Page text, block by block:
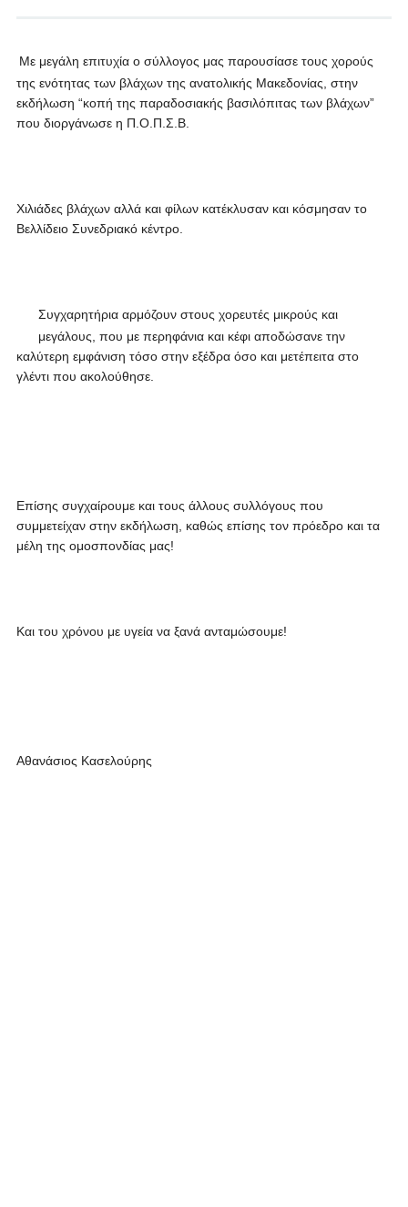
Με μεγάλη επιτυχία ο σύλλογος μας παρουσίασε τους χορούς
της ενότητας των βλάχων της ανατολικής Μακεδονίας, στην
εκδήλωση “κοπή της παραδοσιακής βασιλόπιτας των βλάχων”
που διοργάνωσε η Π.Ο.Π.Σ.Β.
Χιλιάδες βλάχων αλλά και φίλων κατέκλυσαν και κόσμησαν το
Βελλίδειο Συνεδριακό κέντρο.
Συγχαρητήρια αρμόζουν στους χορευτές μικρούς και
μεγάλους, που με περηφάνια και κέφι αποδώσανε την
καλύτερη εμφάνιση τόσο στην εξέδρα όσο και μετέπειτα στο
γλέντι που ακολούθησε.
Επίσης συγχαίρουμε και τους άλλους συλλόγους που
συμμετείχαν στην εκδήλωση, καθώς επίσης τον πρόεδρο και τα
μέλη της ομοσπονδίας μας!
Και του χρόνου με υγεία να ξανά ανταμώσουμε!
Αθανάσιος Κασελούρης